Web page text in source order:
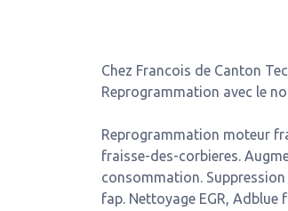
Chez Francois de Canton
Reprogrammation avec le
Reprogrammation moteur
fraisse-des-corbieres.
consommation.
fap. Nettoyage EGR,